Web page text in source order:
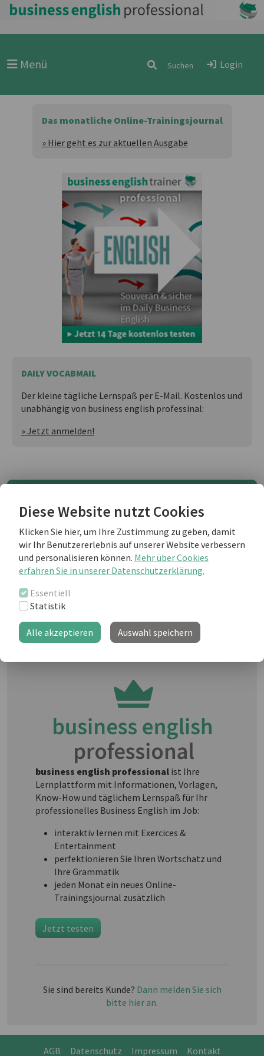
Diese Website nutzt Cookies
Klicken Sie hier, um Ihre Zustimmung zu geben, damit
wir Ihr Benutzererlebnis auf unserer Website verbessern
und personalisieren können. Mehr über Cookies
erfahren Sie in unserer Datenschutzerklärung.
Essentiell
Statistik
Alle akzeptieren Auswahl speichern
Menü Login
Das monatliche Online-Trainingsjournal
» Hier geht es zur aktuellen Ausgabe
DAILY VOCABMAIL
Der kleine tägliche Lernspaß per E-Mail. Kostenlos und
unabhängig von business english professinal:
» Jetzt anmelden!
Weiterlesen als business english Kunde
Sie sind noch kein "business english
weiterlesen?
business english professional ist Ihre
Lernplattform mit Informationen, Vorlagen,
Know-How und täglichem Lernspaß für Ihr
professionelles Business English im Job:
interaktiv lernen mit Exercices &
Entertainment
perfektionieren Sie Ihren Wortschatz und
Ihre Grammatik
jeden Monat ein neues Online-
Trainingsjournal zusätzlich
Jetzt testen
Sie sind bereits Kunde? Dann melden Sie sich
bitte hier an.
AGB Datenschutz Impressum Kontakt